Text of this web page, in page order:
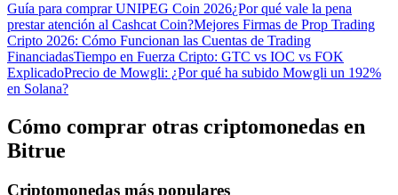
Guía para comprar UNIPEG Coin 2026¿Por qué vale la pena
prestar atención al Cashcat Coin?Mejores Firmas de Prop Trading
Cripto 2026: Cómo Funcionan las Cuentas de Trading
FinanciadasTiempo en Fuerza Cripto: GTC vs IOC vs FOK
ExplicadoPrecio de Mowgli: ¿Por qué ha subido Mowgli un 192%
en Solana?
Cómo comprar otras criptomonedas en
Bitrue
Criptomonedas más populares